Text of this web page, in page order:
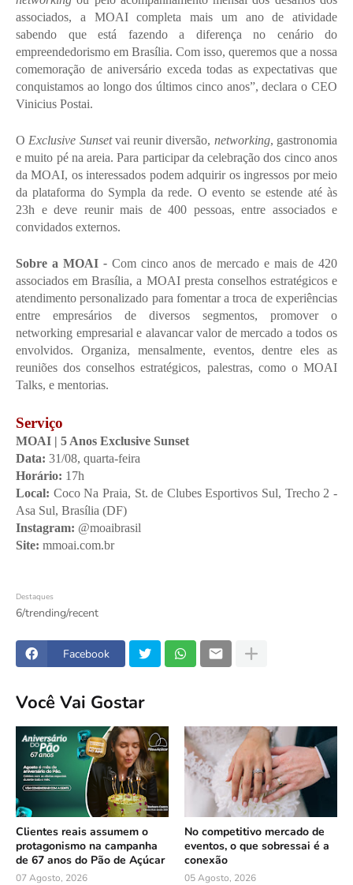
associados, a MOAI completa mais um ano de atividade
sabendo que está fazendo a diferença no cenário do
empreendedorismo em Brasília. Com isso, queremos que a nossa
comemoração de aniversário exceda todas as expectativas que
conquistamos ao longo dos últimos cinco anos”, declara o CEO
Vinicius Postai.
O Exclusive Sunset vai reunir diversão, networking, gastronomia
e muito pé na areia. Para participar da celebração dos cinco anos
da MOAI, os interessados podem adquirir os ingressos por meio
da plataforma do Sympla da rede. O evento se estende até às
23h e deve reunir mais de 400 pessoas, entre associados e
convidados externos.
Sobre a MOAI - Com cinco anos de mercado e mais de 420
associados em Brasília, a MOAI presta conselhos estratégicos e
atendimento personalizado para fomentar a troca de experiências
entre empresários de diversos segmentos, promover o
networking empresarial e alavancar valor de mercado a todos os
envolvidos. Organiza, mensalmente, eventos, dentre eles as
reuniões dos conselhos estratégicos, palestras, como o MOAI
Talks, e mentorias.
Serviço
MOAI | 5 Anos Exclusive Sunset
Data: 31/08, quarta-feira
Horário: 17h
Local: Coco Na Praia, St. de Clubes Esportivos Sul, Trecho 2 -
Asa Sul, Brasília (DF)
Instagram: @moaibrasil
Site: mmoai.com.br
Destaques
6/trending/recent
Facebook
Você Vai Gostar
Clientes reais assumem o
protagonismo na campanha
de 67 anos do Pão de Açúcar
07 Agosto, 2026
No competitivo mercado de
eventos, o que sobressai é a
conexão
05 Agosto, 2026